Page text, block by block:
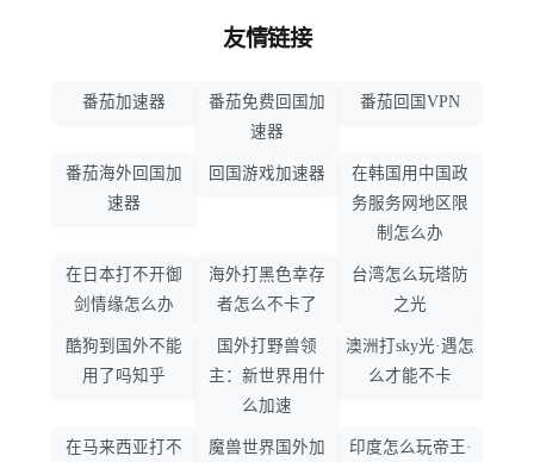
友情链接
番茄加速器
番茄免费回国加
速器
番茄回国VPN
番茄海外回国加
速器
回国游戏加速器
在韩国用中国政
务服务网地区限
制怎么办
在日本打不开御
剑情缘怎么办
海外打黑色幸存
者怎么不卡了
台湾怎么玩塔防
之光
酷狗到国外不能
用了吗知乎
国外打野兽领
主：新世界用什
么加速
澳洲打sky光·遇怎
么才能不卡
在马来西亚打不 魔兽世界国外加 印度怎么玩帝王·